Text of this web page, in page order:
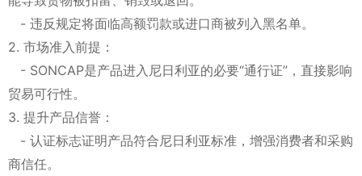
- 违反规定将面临高额罚款或进口商被列入黑名单。
2. 市场准入前提：
- SONCAP是产品进入尼日利亚的必要“通行证”，直接影响
贸易可行性。
3. 提升产品信誉：
- 认证标志证明产品符合尼日利亚标准，增强消费者和采购
商信任。